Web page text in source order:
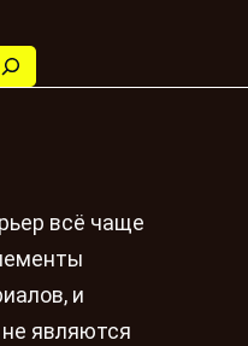
всё чаще
и
не являются